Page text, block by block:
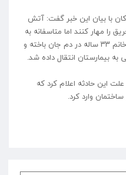
با بیان این خبر گفت: آتش
را مهار کنند اما متاسفانه به
علت انفجار و آتش گرفتن آن منزل، یک خانم ۳۳ ساله در دم جان باخته و
بیمارستان انتقال داده شد.
این حادثه اعلام کرد که
وارد کرد.